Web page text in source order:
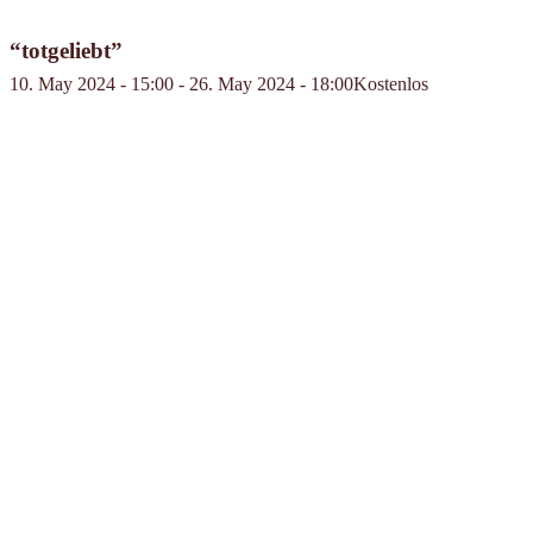
“totgeliebt”
10. May 2024 - 15:00 - 26. May 2024 - 18:00Kostenlos